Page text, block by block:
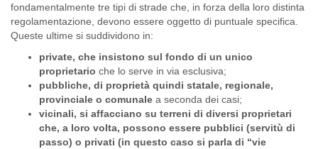
fondamentalmente tre tipi di strade che, in forza della loro distinta
regolamentazione, devono essere oggetto di puntuale specifica.
Queste ultime si suddividono in:
private, che insistono sul fondo di un unico
proprietario che lo serve in via esclusiva;
pubbliche, di proprietà quindi statale, regionale,
provinciale o comunale a seconda dei casi;
vicinali, si affacciano su terreni di diversi proprietari
che, a loro volta, possono essere pubblici (servitù di
passo) o privati (in questo caso si parla di “vie